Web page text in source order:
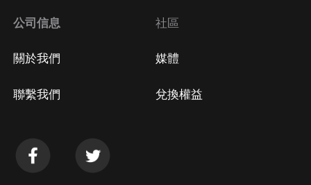
公司信息
關於我們
聯繫我們
社區
媒體
兌換權益